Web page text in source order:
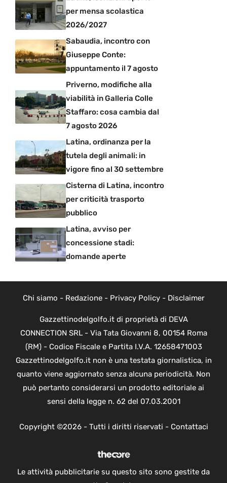
per mensa scolastica
2026/2027
Sabaudia, incontro con
Giuseppe Conte:
appuntamento il 7 agosto
Priverno, modifiche alla
viabilità in Galleria Colle
Staffaro: cosa cambia dal
7 agosto 2026
Latina, ordinanza per la
tutela degli animali: in
vigore fino al 30 settembre
Cisterna di Latina, incontro
per criticità trasporto
pubblico
Latina, avviso per
concessione stadi:
domande aperte
Chi siamo - Redazione- Privacy Policy- Disclaimer
Gazzettinodelgolfo.it di proprietà di DEVA
CONNECTION SRL - Via Tata Giovanni 8, 00154 Roma
(RM) - Codice Fiscale e Partita I.V.A. 12658471003
Gazzettinodelgolfo.it non è una testata giornalistica, in
quanto viene aggiornato senza alcuna periodicità. Non
può pertanto considerarsi un prodotto editoriale ai
sensi della legge n. 62 del 07.03.2001
Copyright ©2026 - Tutti i diritti riservati - Contattaci
Le attività pubblicitarie su questo sito sono gestite da